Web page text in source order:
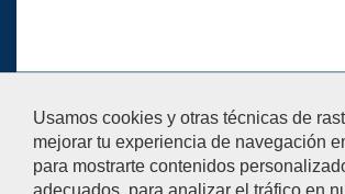
Usamos cookies y otras técnicas de
mejorar tu experiencia de navegación
para mostrarte contenidos
adecuados, para analizar el tráfico en
El acceso al buzón exclusivamente se hará
plantear cuestiones que se puedan calificar
reclamación o sugerencia.